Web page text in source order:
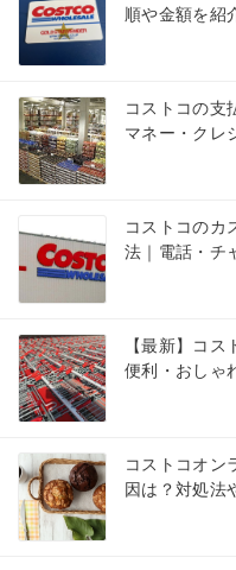
順や金額を紹
コストコの支
マネー・クレ
コストコのカ
法｜電話・チ
【最新】コ
便利・おしゃ
コストコオン
因は？対処法